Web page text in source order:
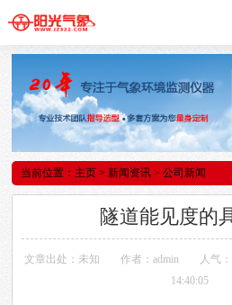
当前位置： 主页 >新闻资讯 > 公司新闻
隧道能见度的
文章出处：未知 作者：admin 人气：
14:40:05